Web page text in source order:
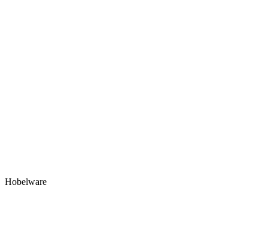
Hobelware